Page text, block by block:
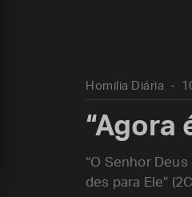
Homilia Diária
“Agora
“O Senhor
des para Ele”